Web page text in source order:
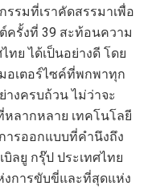
รรมที่เราคัดสรรมาเพื่อ
ครั้งที่ 39 สะท้อนความ
ทย ได้เป็นอย่างดี โดย
อเตอร์ไซค์ที่พกพาทุก
างครบถ้วน ไม่ว่าจะ
ลากหลาย เทคโนโลยี
ารออกแบบที่คำนึงถึง
ลยู กรุ๊ป ประเทศไทย
การขับขี่และที่สุดแห่ง